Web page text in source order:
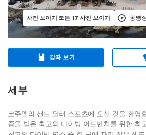
사진 보이기 모든 17 사진 보이기 동영
강좌 보기
세부
코주멜의 샌드 달러 스포츠에 오신 것을 환영
증을 받은 최고의 다이빙 어드벤처를 위한 최